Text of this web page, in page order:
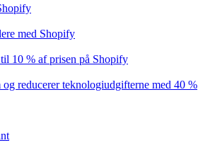
med Shopify
10 % af prisen på Shopify
reducerer teknologiudgifterne med 40 %